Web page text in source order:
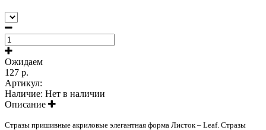
Ожидаем
127 р.
Артикул:
Наличие: Нет в наличии
Описание
Стразы пришивные акриловые элегантная форма Листок – Leaf. Стразы